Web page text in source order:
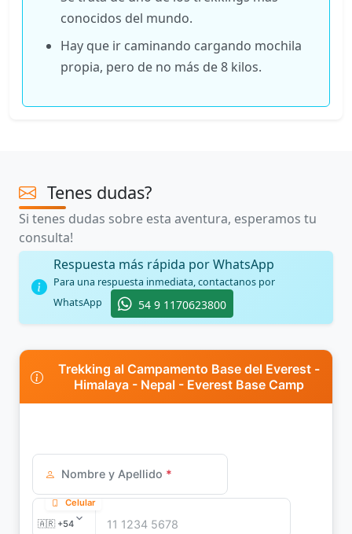
conocidos del mundo.
Hay que ir caminando cargando mochila
propia, pero de no más de 8 kilos.
Tenes dudas?
Si tenes dudas sobre esta aventura, esperamos tu
consulta!
Respuesta más rápida por WhatsApp
Para una respuesta inmediata, contactanos por
WhatsApp
54 9 1170623800
Trekking al Campamento Base del Everest -
Himalaya - Nepal - Everest Base Camp
Nombre y Apellido *
Celular